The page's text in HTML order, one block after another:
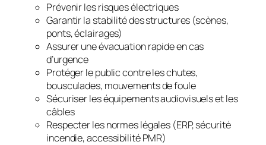
Prévenir les risques électriques
Garantir la stabilité des structures (scènes,
ponts, éclairages)
Assurer une évacuation rapide en cas
d’urgence
Protéger le public contre les chutes,
bousculades, mouvements de foule
Sécuriser les équipements audiovisuels et les
câbles
Respecter les normes légales (ERP, sécurité
incendie, accessibilité PMR)